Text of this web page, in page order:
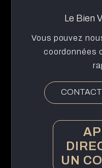
Le Bien
Vous pouvez
coordonnées
UN